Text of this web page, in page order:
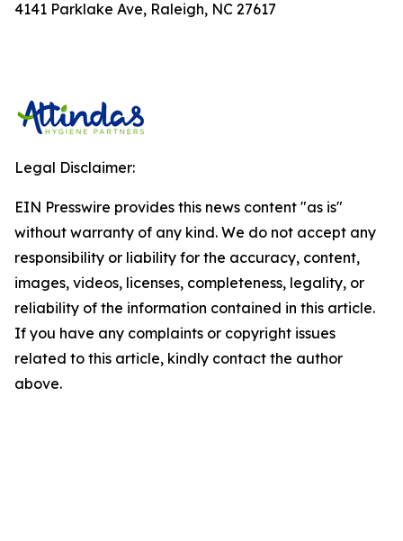
4141 Parklake Ave, Raleigh, NC 27617
Legal Disclaimer:
EIN Presswire provides this news content "as is"
without warranty of any kind. We do not accept any
responsibility or liability for the accuracy, content,
images, videos, licenses, completeness, legality, or
reliability of the information contained in this article.
If you have any complaints or copyright issues
related to this article, kindly contact the author
above.